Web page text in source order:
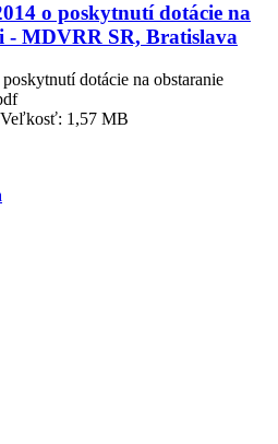
o poskytnutí dotácie na
- MDVRR SR, Bratislava
dotácie na obstaranie
1,57 MB